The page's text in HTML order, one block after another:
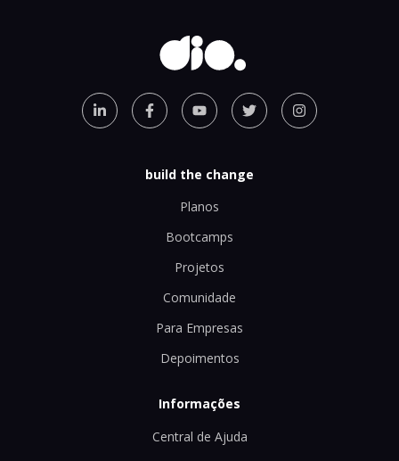
build the change
Planos
Bootcamps
Projetos
Comunidade
Para Empresas
Depoimentos
Informações
Central de Ajuda